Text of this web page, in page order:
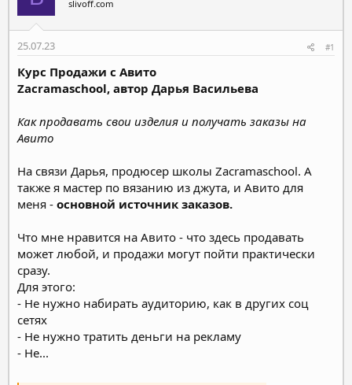
м
ы
н
а
а
slivoff.com
25.07.23 #1
Курс Продажи с Авито
Zacramaschool, автор Дарья Васильева
Как продавать свои изделия и получать заказы на
Авито
На связи Дарья, продюсер школы Zacramaschool. А
также я мастер по вязанию из джута, и Авито для
меня - основной источник заказов.
Что мне нравится на Авито - что здесь продавать
может любой, и продажи могут пойти практически
сразу.
Для этого:
- Не нужно набирать аудиторию, как в других соц
сетях
- Не нужно тратить деньги на рекламу
- Не...